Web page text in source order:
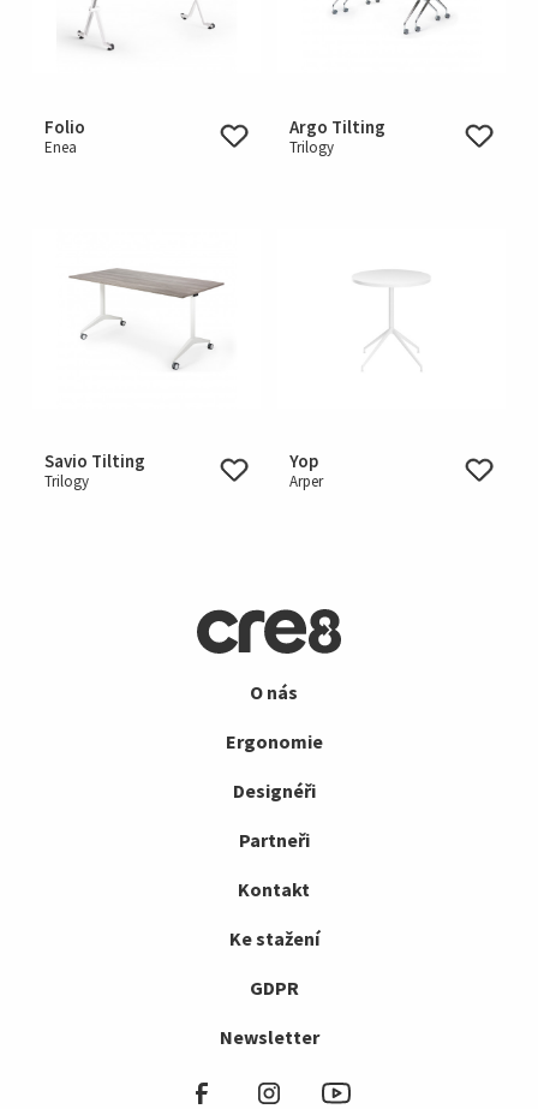
Folio
Enea
Argo Tilting
Trilogy
Savio Tilting
Trilogy
Yop
Arper
O nás
Ergonomie
Designéři
Partneři
Kontakt
Ke stažení
GDPR
Newsletter